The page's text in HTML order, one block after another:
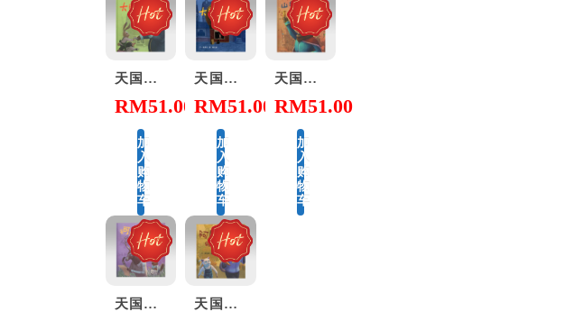
天国的童话系列 – 大熊爵士开新店
RM51.00
加
入
购
物
车
天国的童话系列 – 大熊爵士的蜂蜜屋
RM51.00
加
入
购
物
车
天国的童话系列 – 山姆大王的宴会
RM51.00
加
入
购
物
车
天国的童话系列 – 河狸太太伸冤 天国的童话系列 – 阿尼和他的邻居